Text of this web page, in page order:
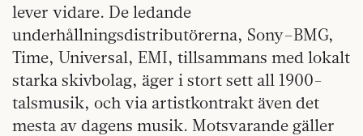
lever vidare. De ledande
underhållningsdistributörerna, Sony–BMG,
Time, Universal, EMI, tillsammans med lokalt
starka skivbolag, äger i stort sett all 1900-
talsmusik, och via artistkontrakt även det
mesta av dagens musik. Motsvarande gäller